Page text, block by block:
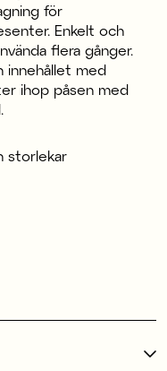
för
Enkelt och
flera gånger.
innehållet med
ihop påsen med
storlekar